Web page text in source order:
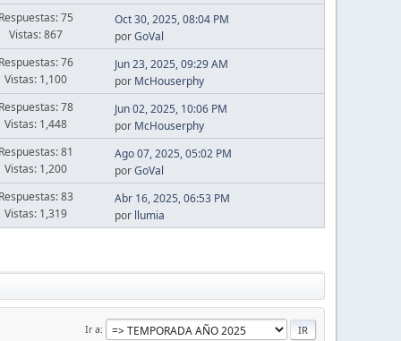
75
Vistas: 867
Oct 30, 2025, 08:04 PM
porGoVal
76
Vistas: 1,100
Jun 23, 2025, 09:29 AM
por McHouserphy
78
Vistas: 1,448
Jun 02, 2025, 10:06 PM
por McHouserphy
81
Vistas: 1,200
Ago 07, 2025, 05:02 PM
porGoVal
83
Vistas: 1,319
Abr 16, 2025, 06:53 PM
por llumia
Ir a